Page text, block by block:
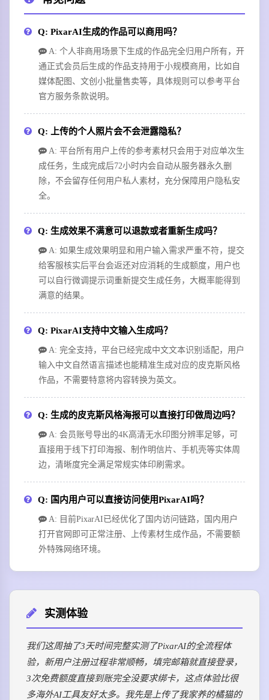
Q: PixarAI生成的作品可以商用吗？
A: 个人非商用场景下生成的作品完全归用户所有，开
通正式会员后生成的作品支持用于小规模商用，比如自
媒体配图、文创小批量售卖等，具体规则可以参考平台
官方服务条款说明。
Q: 上传的个人照片会不会泄露隐私？
A: 平台所有用户上传的参考素材只会用于对应单次生
成任务，生成完成后72小时内会自动从服务器永久删
除，不会留存任何用户私人素材，充分保障用户隐私安
全。
Q: 生成效果不满意可以退款或者重新生成吗？
A: 如果生成效果明显和用户输入需求严重不符，提交
给客服核实后平台会返还对应消耗的生成额度，用户也
可以自行微调提示词重新提交生成任务，大概率能得到
满意的结果。
Q: PixarAI支持中文输入生成吗？
A: 完全支持，平台已经完成中文文本识别适配，用户
输入中文自然语言描述也能精准生成对应的皮克斯风格
作品，不需要特意将内容转换为英文。
Q: 生成的皮克斯风格海报可以直接打印做周边吗？
A: 会员账号导出的4K高清无水印图分辨率足够，可
直接用于线下打印海报、制作明信片、手机壳等实体周
边，清晰度完全满足常规实体印刷需求。
Q: 国内用户可以直接访问使用PixarAI吗？
A: 目前PixarAI已经优化了国内访问链路，国内用户
打开官网即可正常注册、上传素材生成作品，不需要额
外特殊网络环境。
实测体验
我们这周抽了3天时间完整实测了PixarAI的全流程体
验，新用户注册过程非常顺畅，填完邮箱就直接登录，
3次免费额度直接到账完全没要求绑卡，这点体验比很
多海外AI工具友好太多。我先是上传了我家养的橘猫的